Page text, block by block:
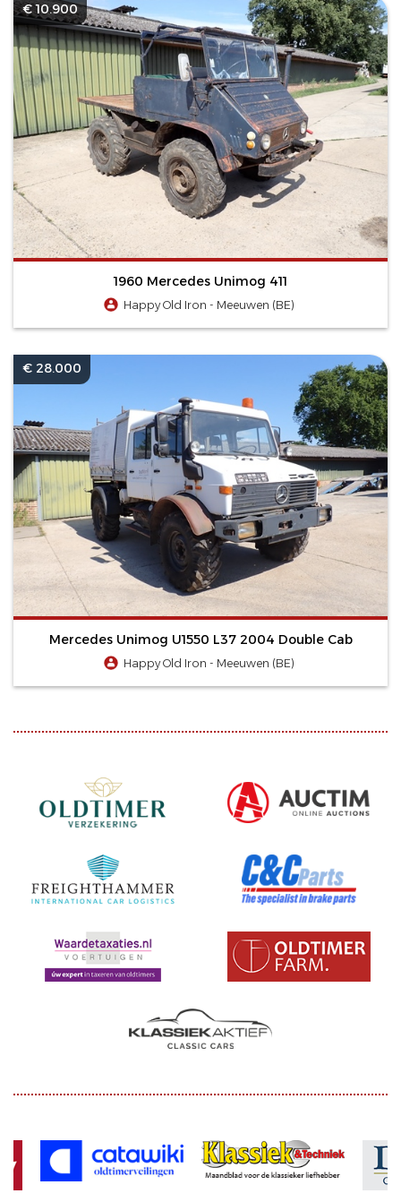
€ 10.900
1960 Mercedes Unimog 411
Happy Old Iron - Meeuwen (BE)
€ 28.000
Mercedes Unimog U1550 L37 2004 Double Cab
Happy Old Iron - Meeuwen (BE)